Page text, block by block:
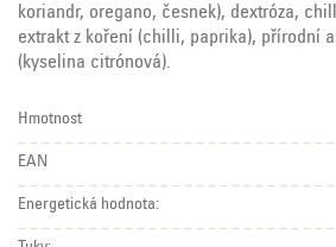
koriandr, oregano, česnek), dextróza,
extrakt z koření (chilli, paprika), přírodní
(kyselina citrónová).
Hmotnost
EAN
Energetická hodnota: